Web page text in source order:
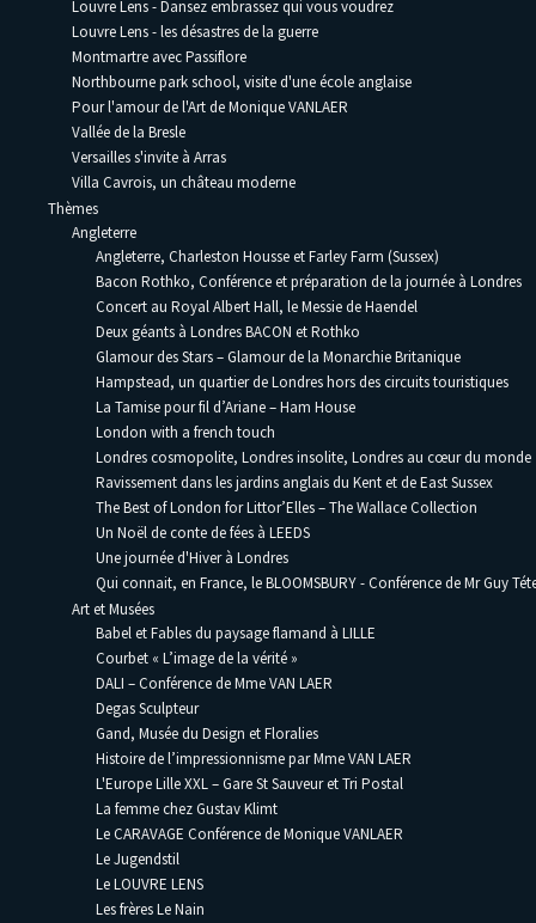
Louvre Lens - Dansez embrassez qui vous voudrez
Louvre Lens - les désastres de la guerre
Montmartre avec Passiflore
Northbourne park school, visite d'une école anglaise
Pour l'amour de l'Art de Monique VANLAER
Vallée de la Bresle
Versailles s'invite à Arras
Villa Cavrois, un château moderne
Thèmes
Angleterre
Angleterre, Charleston Housse et Farley Farm (Sussex)
Bacon Rothko, Conférence et préparation de la journée à Londres
Concert au Royal Albert Hall, le Messie de Haendel
Deux géants à Londres BACON et Rothko
Glamour des Stars – Glamour de la Monarchie Britanique
Hampstead, un quartier de Londres hors des circuits touristiques
La Tamise pour fil d’Ariane – Ham House
London with a french touch
Londres cosmopolite, Londres insolite, Londres au cœur du monde
Ravissement dans les jardins anglais du Kent et de East Sussex
The Best of London for Littor’Elles – The Wallace Collection
Un Noël de conte de fées à LEEDS
Une journée d'Hiver à Londres
Qui connait, en France, le BLOOMSBURY - Conférence de Mr Guy
Art et Musées
Babel et Fables du paysage flamand à LILLE
Courbet « L’image de la vérité »
DALI – Conférence de Mme VAN LAER
Degas Sculpteur
Gand, Musée du Design et Floralies
Histoire de l’impressionnisme par Mme VAN LAER
L'Europe Lille XXL – Gare St Sauveur et Tri Postal
La femme chez Gustav Klimt
Le CARAVAGE Conférence de Monique VANLAER
Le Jugendstil
Le LOUVRE LENS
Les frères Le Nain